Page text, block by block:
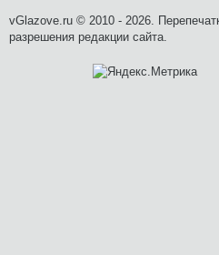
vGlazove.ru © 2010 - 2026.
разрешения редакции сайта.